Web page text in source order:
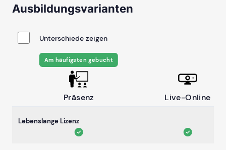
Ausbildungsvarianten
Unterschiede zeigen
Präsenz
Am häufigsten gebucht
Live-Online
Lebenslange Lizenz